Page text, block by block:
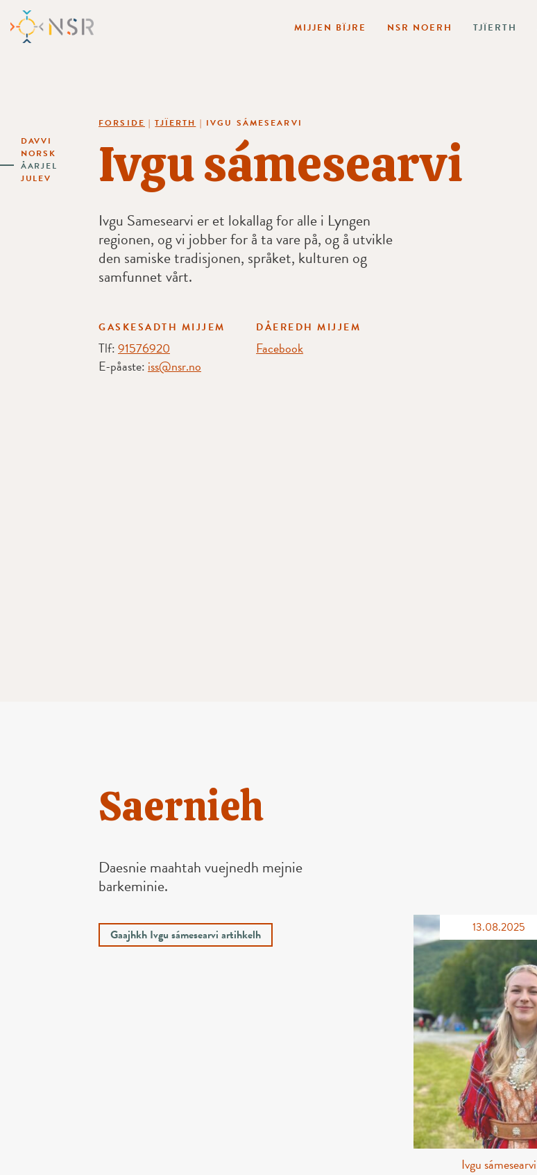
DAVVI
NORSK
ÅARJEL
JULEV
MIJJEN BÏJRE NSR NOERH TJÏERTH
FORSIDE |TJÏERTH | IVGU SÁMESEARVI
Ivgu sámesearvi
Ivgu Samesearvi er et lokallag for alle i Lyngen
regionen, og vi jobber for å ta vare på, og å utvikle
den samiske tradisjonen, språket, kulturen og
samfunnet vårt.
GASKESADTH MIJJEM
Tlf:91576920
E-påaste: iss@nsr.no
DÅEREDH MIJJEM
Facebook
Saernieh
Daesnie maahtah vuejnedh mejnie
barkeminie.
Gaajhkh Ivgu sámesearvi artihkelh 13.08.2025
Ivgu sámesearvi